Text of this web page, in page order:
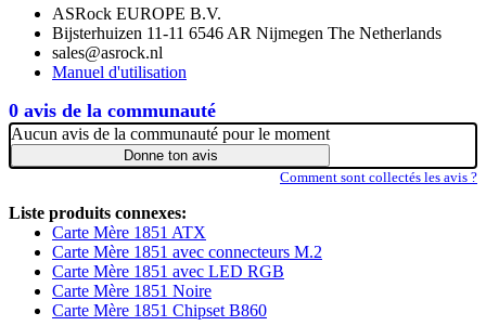
0 avis de la communauté
ASRock EUROPE B.V.
Bijsterhuizen 11-11 6546 AR Nijmegen The Netherlands
sales@asrock.nl
Manuel d'utilisation
Aucun avis de la communauté pour le moment
Donne ton avis
Comment sont collectés les avis ?
Liste produits connexes:
Carte Mère 1851 ATX
Carte Mère 1851 avec connecteurs M.2
Carte Mère 1851 avec LED RGB
Carte Mère 1851 Noire
Carte Mère 1851 Chipset B860